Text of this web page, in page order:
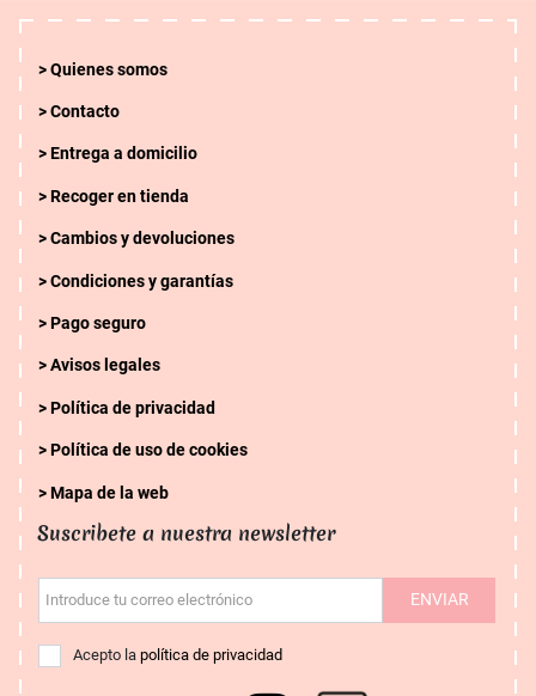
Quienes somos
Contacto
Entrega a domicilio
Recoger en tienda
Cambios y devoluciones
Condiciones y garantías
Pago seguro
Avisos legales
Política de privacidad
Política de uso de cookies
Mapa de la web
Suscribete a nuestra newsletter
Introduce tu correo electrónico ENVIAR
Acepto lapolítica de privacidad